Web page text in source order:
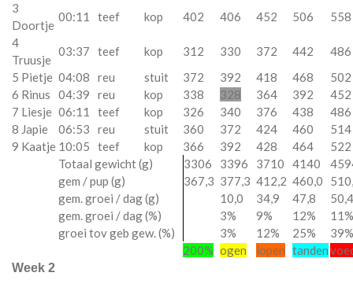
3
Doortje
00:11 teef kop 402 406 452 506
558
4
Truusje
03:37 teef kop 312 330 372 442
486
5 Pietje 04:08 reu stuit 372 392 418 468
502
6 Rinus
04:39 reu kop 338 328 364 392
452
7 Liesje 06:11 teef kop 326 340 376 438
486
8 Japie
06:53 reu stuit 360 372 424 460
514
9 Kaatje 10:05 teef kop 366 392 428 464
522
Totaal gewicht (g)
3306 3396 3710 4140
gem / pup (g)
367,3 377,3 412,2 460,0
gem. groei / dag (g)
10,0 34,9 47,8
50,4
gem. groei / dag (%)
3% 9% 12%
11%
groei tov geb gew. (%)
3% 12% 25%
39%
200% ogen lopen tanden
Week 2